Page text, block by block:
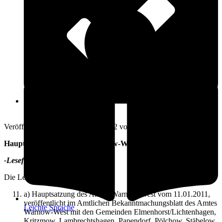
Leichte Sprache
Veröffentlicht am: 20. Oktober 2022 vom
Hauptsatzung des Amtes Warnow-West
-Lesefassung-
Die Lesefassung berücksichtigt die
a) Hauptsatzung des Amtes Warnow-West vom 11.01.2011,
veröffentlicht im Amtlichen Bekanntmachungsblatt des Amtes
Warnow-West mit den Gemeinden Elmenhorst/Lichtenhagen,